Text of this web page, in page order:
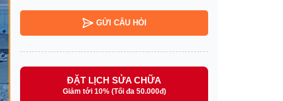
GỬI CÂU HỎI
ĐẶT LỊCH SỬA CHỮA
Giảm tới 10% (Tối đa 50.000đ)